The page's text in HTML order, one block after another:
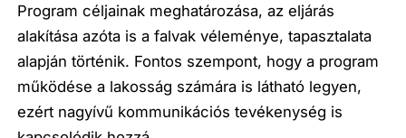
Program céljainak meghatározása, az eljárás
alakítása azóta is a falvak véleménye, tapasztalata
alapján történik. Fontos szempont, hogy a program
működése a lakosság számára is látható legyen,
ezért nagyívű kommunikációs tevékenység is